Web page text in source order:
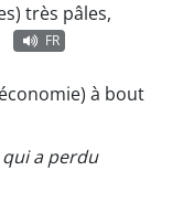
très pâles,
FR
à bout
qui a perdu